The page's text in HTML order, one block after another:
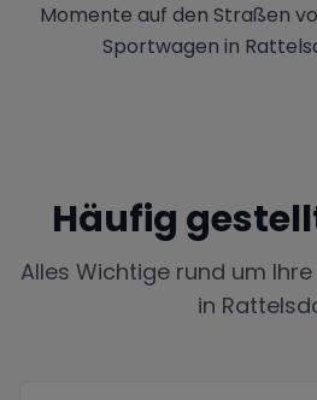
Momente auf den Straßen
Sportwagen in
Häufig
Alles Wichtige rund um
in